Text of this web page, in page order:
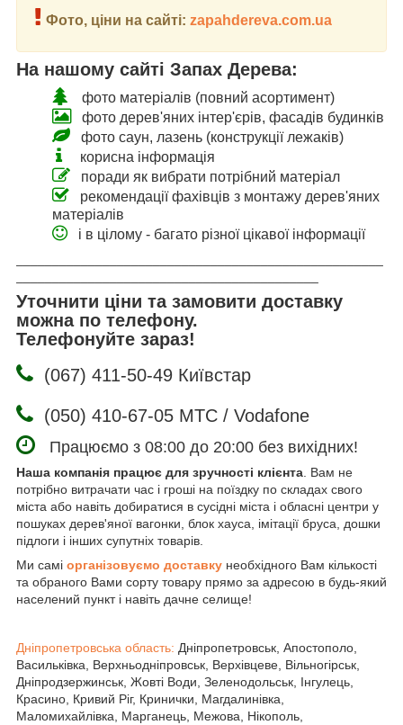
Фото, ціни на сайті: zapahdereva.com.ua
На нашому сайті Запах Дерева:
фото матеріалів (повний асортимент)
фото дерев'яних інтер'єрів, фасадів будинків
фото саун, лазень (конструкції лежаків)
корисна інформація
поради як вибрати потрібний матеріал
рекомендації фахівців з монтажу дерев'яних
матеріалів
і в цілому - багато різної цікавої інформації
Уточнити ціни та замовити доставку
можна по телефону.
Телефонуйте зараз!
(067) 411-50-49 Київстар
(050) 410-67-05 МТС / Vodafone
Працюємо з 08:00 до 20:00 без вихідних!
Наша компанія працює для зручності клієнта. Вам не
потрібно витрачати час і гроші на поїздку по складах свого
міста або навіть добиратися в сусідні міста і обласні центри у
пошуках дерев'яної вагонки, блок хауса, імітації бруса, дошки
підлоги і інших супутніх товарів.
Ми самі організовуємо доставку необхідного Вам кількості
та обраного Вами сорту товару прямо за адресою в будь-який
населений пункт і навіть дачне селище!
Дніпропетровська область: Дніпропетровськ, Апостополо,
Васильківка, Верхньодніпровськ, Верхівцеве, Вільногірськ,
Дніпродзержинськ, Жовті Води, Зеленодольськ, Інгулець,
Красино, Кривий Ріг, Кринички, Магдалинівка,
Маломихайлівка, Марганець, Межова, Нікополь,